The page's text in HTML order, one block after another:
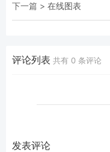
下一篇 > 在线图表
评论列表 共有 0 条评论
发表评论